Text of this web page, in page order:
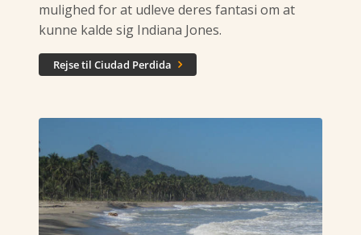
mulighed for at udleve deres fantasi om at
kunne kalde sig Indiana Jones.
Rejse til Ciudad Perdida 